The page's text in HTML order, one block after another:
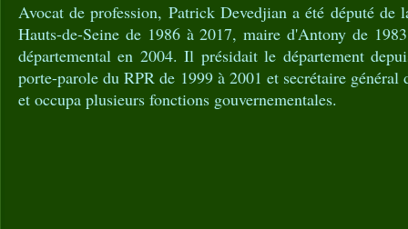
Avocat de profession, Patrick Devedjian a été député de
Hauts-de-Seine de 1986 à 2017, maire d'Antony de
départemental en 2004. Il présidait le département
porte-parole du RPR de 1999 à 2001 et secrétaire
et occupa plusieurs fonctions gouvernementales.